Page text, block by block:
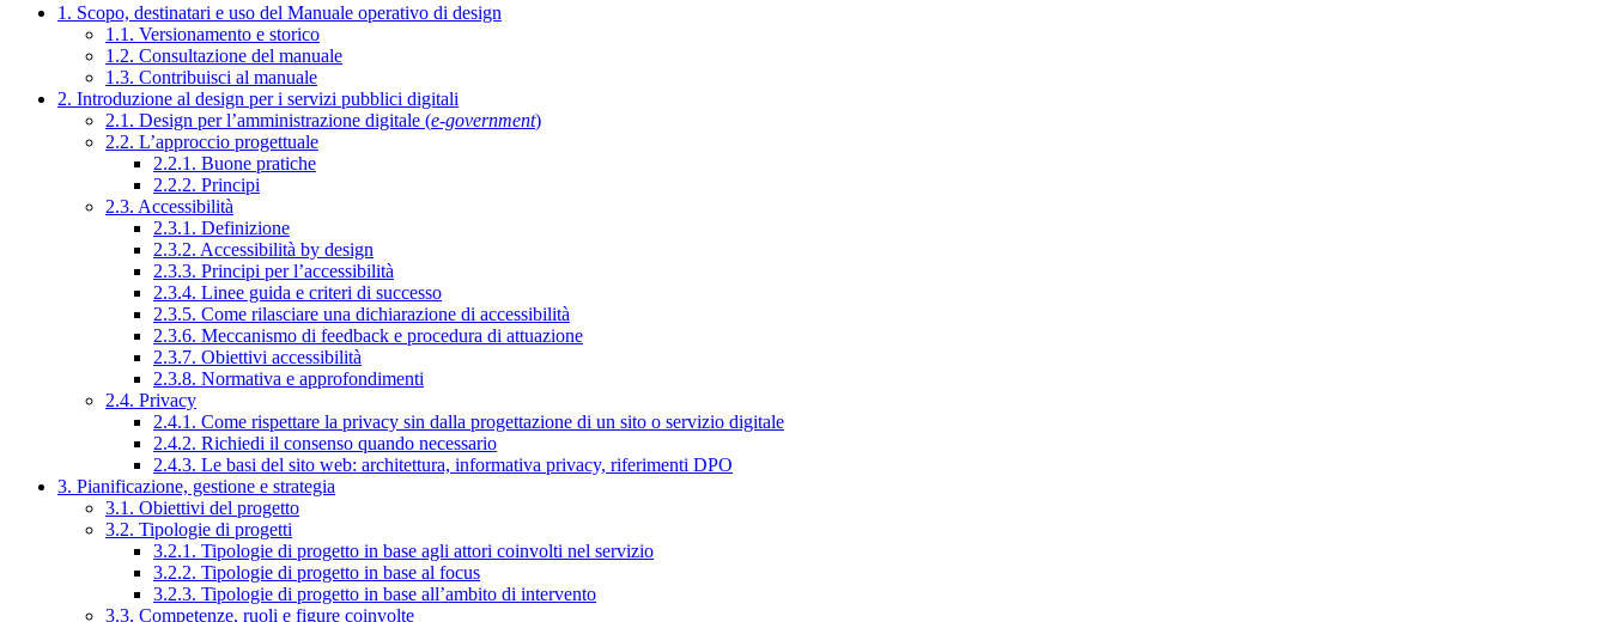
1. Scopo, destinatari e uso del Manuale operativo di design
1.1. Versionamento e storico
1.2. Consultazione del manuale
1.3. Contribuisci al manuale
2. Introduzione al design per i servizi pubblici digitali
2.1. Design per l’amministrazione digitale (e-government)
2.2. L’approccio progettuale
2.2.1. Buone pratiche
2.2.2. Principi
2.3. Accessibilità
2.3.1. Definizione
2.3.2. Accessibilità by design
2.3.3. Principi per l’accessibilità
2.3.4. Linee guida e criteri di successo
2.3.5. Come rilasciare una dichiarazione di accessibilità
2.3.6. Meccanismo di feedback e procedura di attuazione
2.3.7. Obiettivi accessibilità
2.3.8. Normativa e approfondimenti
2.4. Privacy
2.4.1. Come rispettare la privacy sin dalla progettazione di un sito o servizio digitale
2.4.2. Richiedi il consenso quando necessario
2.4.3. Le basi del sito web: architettura, informativa privacy, riferimenti DPO
3. Pianificazione, gestione e strategia
3.1. Obiettivi del progetto
3.2. Tipologie di progetti
3.2.1. Tipologie di progetto in base agli attori coinvolti nel servizio
3.2.2. Tipologie di progetto in base al focus
3.2.3. Tipologie di progetto in base all’ambito di intervento
3.3. Competenze, ruoli e figure coinvolte